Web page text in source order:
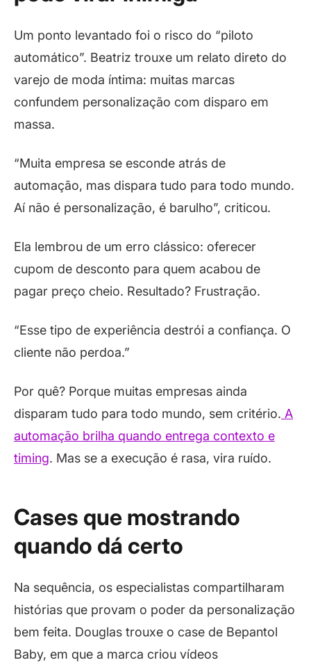
Um ponto levantado foi o risco do “piloto
automático”. Beatriz trouxe um relato direto do
varejo de moda íntima: muitas marcas
confundem personalização com disparo em
massa.
“Muita empresa se esconde atrás de
automação, mas dispara tudo para todo mundo.
Aí não é personalização, é barulho”, criticou.
Ela lembrou de um erro clássico: oferecer
cupom de desconto para quem acabou de
pagar preço cheio. Resultado? Frustração.
“Esse tipo de experiência destrói a confiança. O
cliente não perdoa.”
Por quê? Porque muitas empresas ainda
disparam tudo para todo mundo, sem critério. A
automação brilha quando entrega contexto e
timing. Mas se a execução é rasa, vira ruído.
Cases que mostrando
quando dá certo
Na sequência, os especialistas compartilharam
histórias que provam o poder da personalização
bem feita. Douglas trouxe o case de Bepantol
Baby, em que a marca criou vídeos